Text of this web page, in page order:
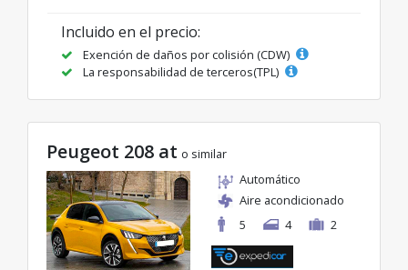
Incluido en el precio:
Exención de daños por colisión (CDW)
La responsabilidad de terceros(TPL)
Peugeot 208 at o similar
Automático
Aire acondicionado
5
4 2